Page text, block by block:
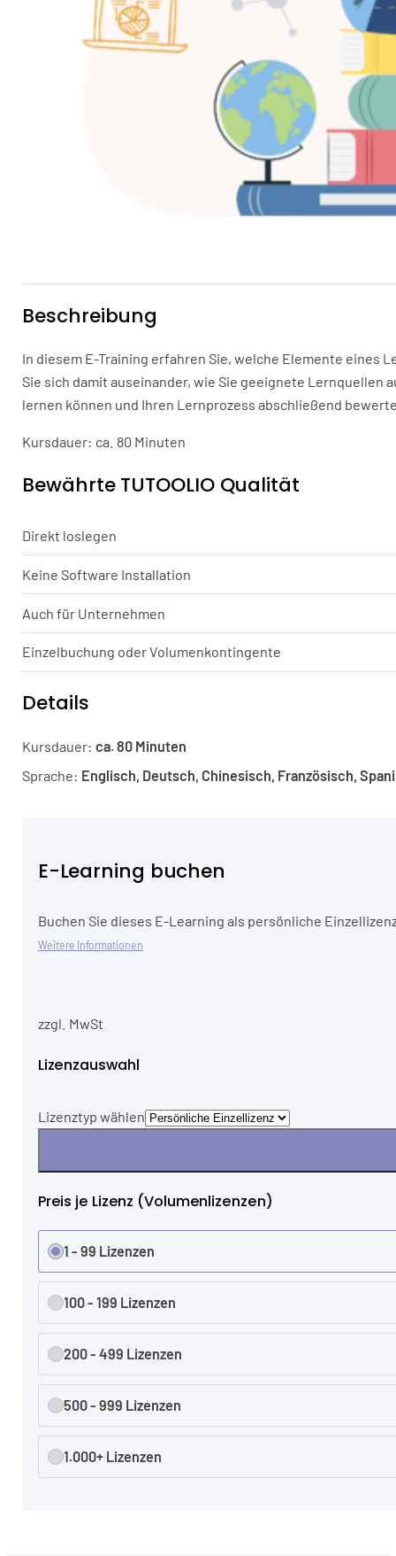
Beschreibung
In diesem E-Training erfahren Sie, welche Elemente eines
Sie sich damit auseinander, wie Sie geeignete
lernen können und Ihren Lernprozess abschließend
Kursdauer: ca. 80 Minuten
Bewährte TUTOOLIO Qualität
Direkt loslegen
Keine Software Installation
Auch für Unternehmen
Einzelbuchung oder Volumenkontingente
Details
Kursdauer:ca. 80 Minuten
Sprache: Englisch, Deutsch, Chinesisch, Französisch,
E-Learning buchen
Buchen Sie dieses E-Learning als persönliche
Weitere Informationen
zzgl. MwSt
Lizenzauswahl
Lizenztyp wählen
Preis je Lizenz (Volumenlizenzen)
1 - 99 Lizenzen
100 - 199 Lizenzen
200 - 499 Lizenzen
500 - 999 Lizenzen
1.000+ Lizenzen